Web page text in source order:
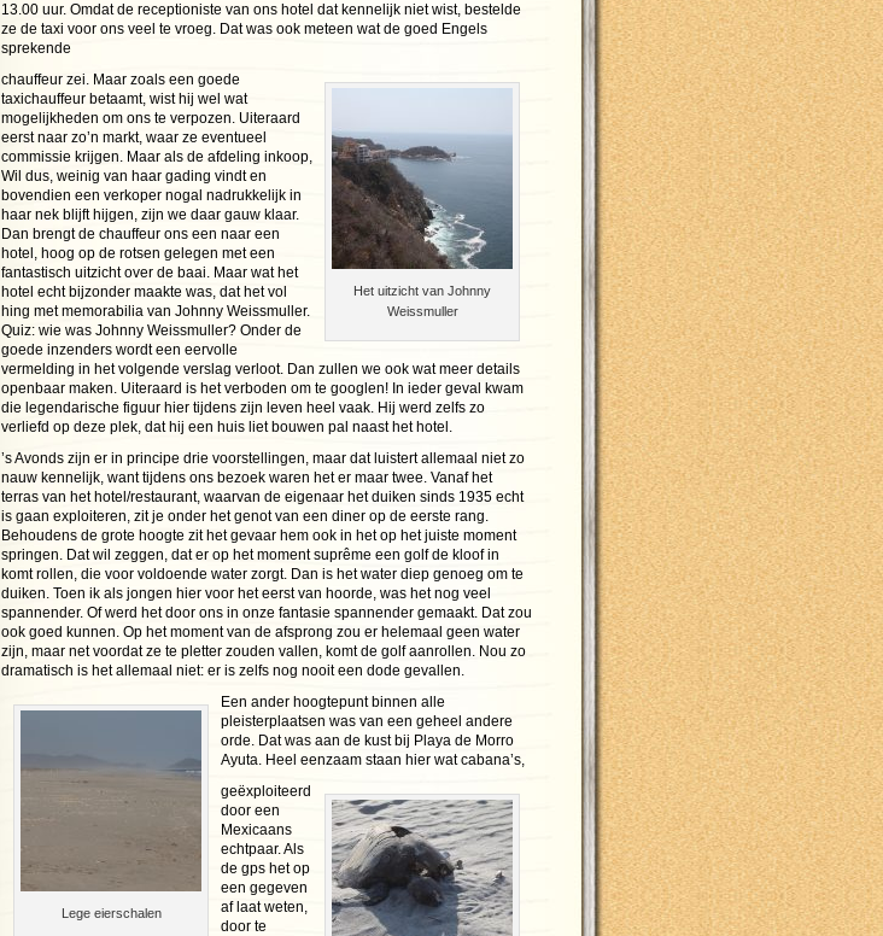
13.00 uur. Omdat de receptioniste van ons hotel dat kennelijk niet wist, bestelde
ze de taxi voor ons veel te vroeg. Dat was ook meteen wat de goed Engels
sprekende
Het uitzicht van Johnny
Weissmuller
chauffeur zei. Maar zoals een goede
taxichauffeur betaamt, wist hij wel wat
mogelijkheden om ons te verpozen. Uiteraard
eerst naar zo’n markt, waar ze eventueel
commissie krijgen. Maar als de afdeling inkoop,
Wil dus, weinig van haar gading vindt en
bovendien een verkoper nogal nadrukkelijk in
haar nek blijft hijgen, zijn we daar gauw klaar.
Dan brengt de chauffeur ons een naar een
hotel, hoog op de rotsen gelegen met een
fantastisch uitzicht over de baai. Maar wat het
hotel echt bijzonder maakte was, dat het vol
hing met memorabilia van Johnny Weissmuller.
Quiz: wie was Johnny Weissmuller? Onder de
goede inzenders wordt een eervolle
vermelding in het volgende verslag verloot. Dan zullen we ook wat meer details
openbaar maken. Uiteraard is het verboden om te googlen! In ieder geval kwam
die legendarische figuur hier tijdens zijn leven heel vaak. Hij werd zelfs zo
verliefd op deze plek, dat hij een huis liet bouwen pal naast het hotel.
’s Avonds zijn er in principe drie voorstellingen, maar dat luistert allemaal niet zo
nauw kennelijk, want tijdens ons bezoek waren het er maar twee. Vanaf het
terras van het hotel/restaurant, waarvan de eigenaar het duiken sinds 1935 echt
is gaan exploiteren, zit je onder het genot van een diner op de eerste rang.
Behoudens de grote hoogte zit het gevaar hem ook in het op het juiste moment
springen. Dat wil zeggen, dat er op het moment suprême een golf de kloof in
komt rollen, die voor voldoende water zorgt. Dan is het water diep genoeg om te
duiken. Toen ik als jongen hier voor het eerst van hoorde, was het nog veel
spannender. Of werd het door ons in onze fantasie spannender gemaakt. Dat zou
ook goed kunnen. Op het moment van de afsprong zou er helemaal geen water
zijn, maar net voordat ze te pletter zouden vallen, komt de golf aanrollen. Nou zo
dramatisch is het allemaal niet: er is zelfs nog nooit een dode gevallen.
Lege eierschalen
Een ander hoogtepunt binnen alle
pleisterplaatsen was van een geheel andere
orde. Dat was aan de kust bij Playa de Morro
Ayuta. Heel eenzaam staan hier wat cabana’s,
geëxploiteerd
door een
Mexicaans
echtpaar. Als
de gps het op
een gegeven
af laat weten,
door te